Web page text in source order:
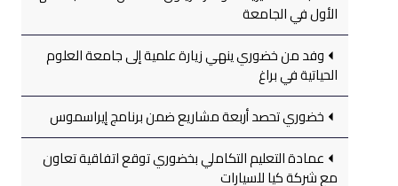
الأول في الجامعة
وفد من خضوري ينهي زيارة علمية إلى جامعة العلوم
الحياتية في براغ
خضوري تحصد أربعة مشاريع ضمن برنامج إيراسموس
عمادة التعليم التكاملي بخضوري توقع اتفاقية تعاون
مع شركة كيا للسيارات